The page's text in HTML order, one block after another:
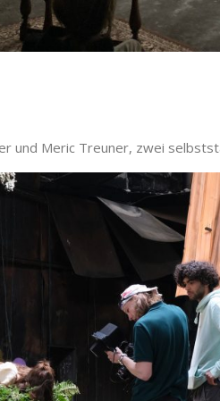
und Meric Treuner, zwei